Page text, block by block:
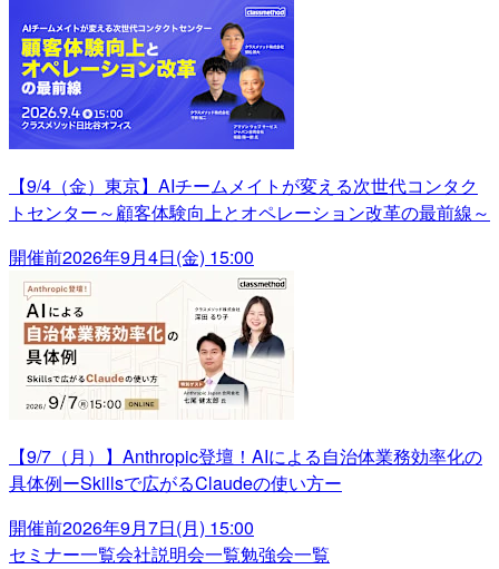
【9/4（金）東京】AIチームメイトが変える次世代コンタク
トセンター～顧客体験向上とオペレーション改革の最前線～
開催前2026年9月4日(金) 15:00
【9/7（月）】Anthropic登壇！AIによる自治体業務効率化の
具体例ーSkillsで広がるClaudeの使い方ー
開催前2026年9月7日(月) 15:00
セミナー一覧会社説明会一覧勉強会一覧